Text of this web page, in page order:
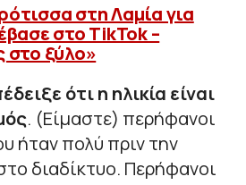
στη Λαμία για
στο TikTok –
στο ξύλο»
ότι η ηλικία είναι
. (Είμαστε) περήφανοι
ήταν πολύ πριν την
διαδίκτυο. Περήφανοι